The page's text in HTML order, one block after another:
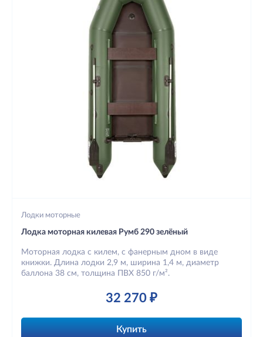
Лодки моторные
Лодка моторная килевая Румб 290 зелёный
Моторная лодка с килем, с фанерным дном в виде
книжки. Длина лодки 2,9 м, ширина 1,4 м, диаметр
баллона 38 см, толщина ПВХ 850 г/м².
32 270 ₽
Купить